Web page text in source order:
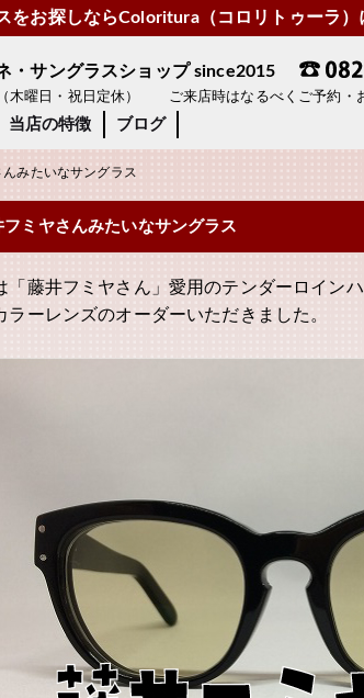
をお探しならColoritura（コロリトゥーラ
・サングラスショップ since2015
木曜日・祝日定休） ご来店時はなるべくご予約・
当店の特徴 ブログ
みたいなサングラス
フミヤさんみたいなサングラス
「藤井フミヤさん」愛用のテンダーロイン
ラーレンズのオーダーいただきました。